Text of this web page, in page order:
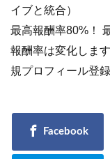
イブと統合）
最高報酬率80%！
報酬率は変化しま
規プロフィール登